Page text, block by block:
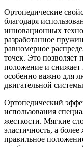
Ортопедические
благодаря
инновационных
разработанное
равномерное
точек. Это позволяет
положение и
особенно важно для
двигательной
Ортопедический
использования
жесткости. Мягкие
эластичность, а
правильное